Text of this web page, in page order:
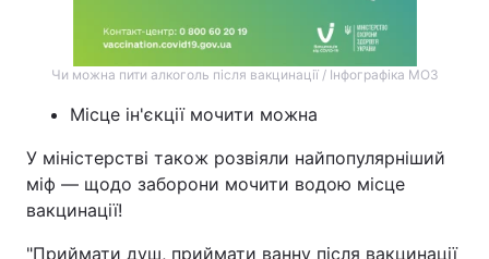
Чи можна пити алкоголь після вакцинації / Інфографіка МОЗ
Місце ін'єкції мочити можна
У міністерстві також розвіяли найпопулярніший
міф — щодо заборони мочити водою місце
вакцинації!
"Приймати душ, приймати ванну після вакцинації